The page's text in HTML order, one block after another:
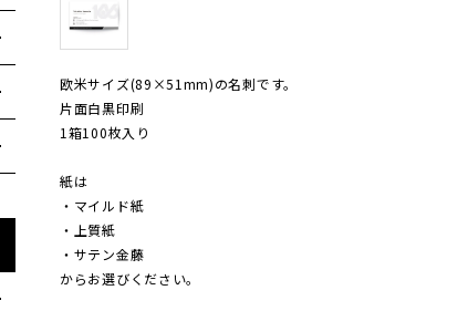
欧米サイズ(89×51mm)の名刺です。
片面白黒印刷
1箱100枚入り
紙は
・マイルド紙
・上質紙
・サテン金藤
からお選びください。